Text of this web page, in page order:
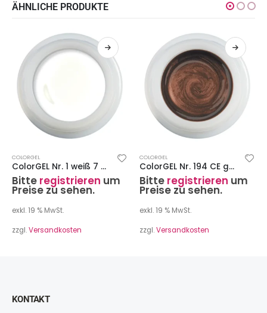
ÄHNLICHE PRODUKTE
COLORGEL
ColorGEL Nr. 1 weiß 7 ml
Bitte registrieren um
Preise zu sehen.
exkl. 19 % MwSt.
zzgl.Versandkosten
COLORGEL
ColorGEL Nr. 194 CE gold-topas 7 ml
Bitte registrieren um
Preise zu sehen.
exkl. 19 % MwSt.
zzgl.Versandkosten
KONTAKT